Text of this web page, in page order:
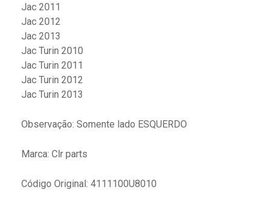
Jac 2011
Jac 2012
Jac 2013
Jac Turin 2010
Jac Turin 2011
Jac Turin 2012
Jac Turin 2013
Observação: Somente lado ESQUERDO
Marca: Clr parts
Código Original: 4111100U8010